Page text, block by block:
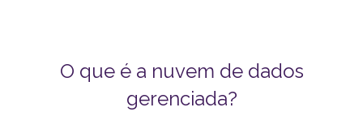
O que é a nuvem de dados
gerenciada?